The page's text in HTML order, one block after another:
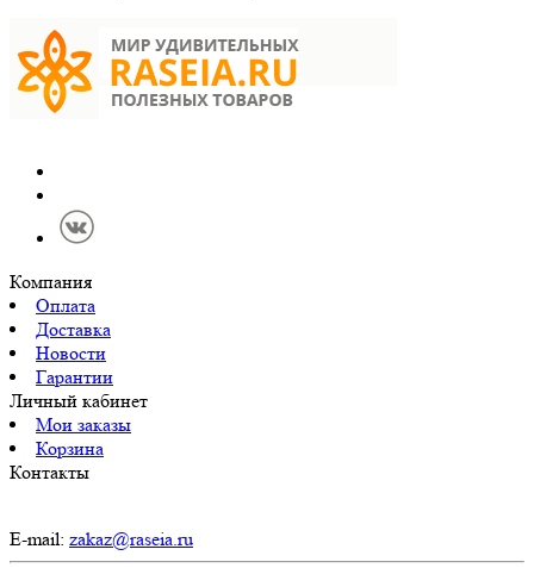
Компания
Оплата
Доставка
Новости
Гарантии
Личный кабинет
Мои заказы
Корзина
Контакты
E-mail: zakaz@raseia.ru